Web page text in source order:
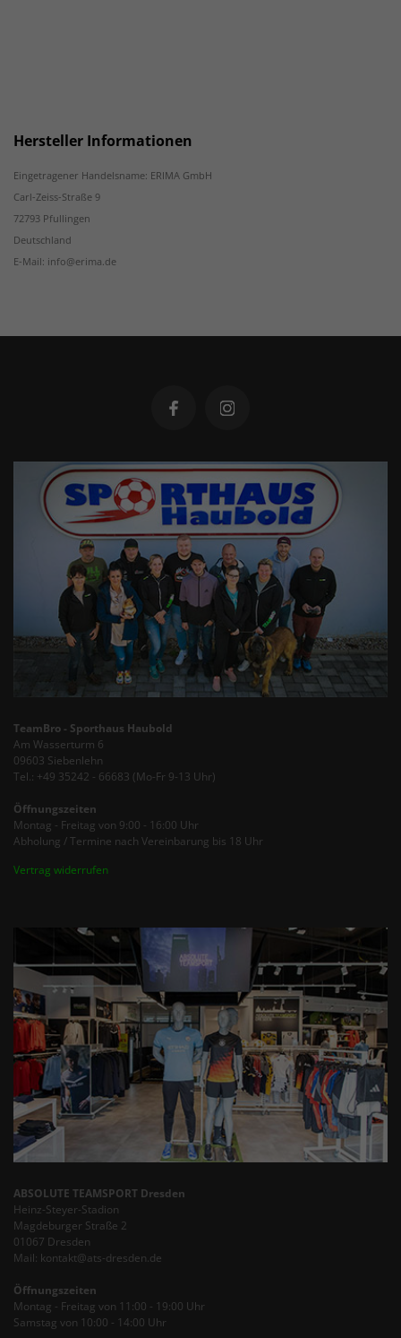
Hersteller Informationen
Eingetragener Handelsname: ERIMA GmbH
Carl-Zeiss-Straße 9
72793 Pfullingen
Deutschland
E-Mail: info@erima.de
TeamBro - Sporthaus Haubold
Am Wasserturm 6
09603 Siebenlehn
Tel.: +49 35242 - 66683 (Mo-Fr 9-13 Uhr)
Öffnungszeiten
Montag - Freitag von 9:00 - 16:00 Uhr
Abholung / Termine nach Vereinbarung bis 18 Uhr
Vertrag widerrufen
ABSOLUTE TEAMSPORT Dresden
Heinz-Steyer-Stadion
Magdeburger Straße 2
01067 Dresden
Mail: kontakt@ats-dresden.de
Öffnungszeiten
Montag - Freitag von 11:00 - 19:00 Uhr
Samstag von 10:00 - 14:00 Uhr